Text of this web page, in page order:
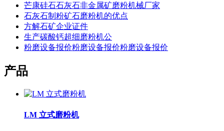
芒康硅石石灰石非金属矿磨粉机械厂家
石灰石制粉矿石磨粉机的优点
方解石矿企业证件
生产碳酸钙超细磨粉机公
粉磨设备报价粉磨设备报价粉磨设备报价
产品
LM 立式磨粉机